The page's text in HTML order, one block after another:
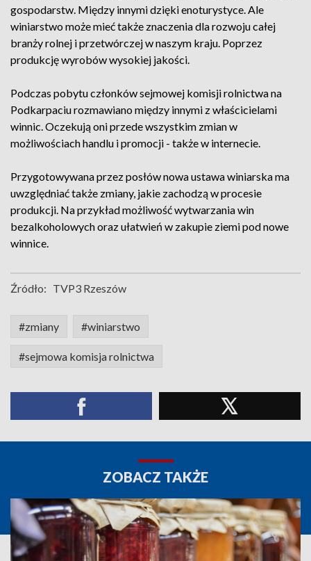
gospodarstw. Między innymi dzięki enoturystyce. Ale
winiarstwo może mieć także znaczenia dla rozwoju całej
branży rolnej i przetwórczej w naszym kraju. Poprzez
produkcję wyrobów wysokiej jakości.
Podczas pobytu członków sejmowej komisji rolnictwa na
Podkarpaciu rozmawiano między innymi z właścicielami
winnic. Oczekują oni przede wszystkim zmian w
możliwościach handlu i promocji - także w internecie.
Przygotowywana przez posłów nowa ustawa winiarska ma
uwzględniać także zmiany, jakie zachodzą w procesie
produkcji. Na przykład możliwość wytwarzania win
bezalkoholowych oraz ułatwień w zakupie ziemi pod nowe
winnice.
Źródło: TVP3 Rzeszów
#zmiany #winiarstwo
#sejmowa komisja rolnictwa
ZOBACZ TAKŻE